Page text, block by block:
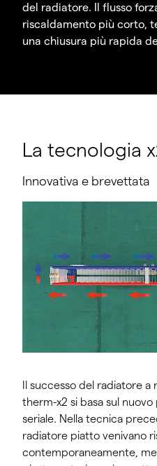
del radiatore. Il flusso
riscaldamento più corto,
una chiusura più rapida
La tecnologia
Innovativa e brevettata
Il successo del radiatore
therm-x2 si basa sul
seriale. Nella tecnica
radiatore piatto venivano
contemporaneamente,